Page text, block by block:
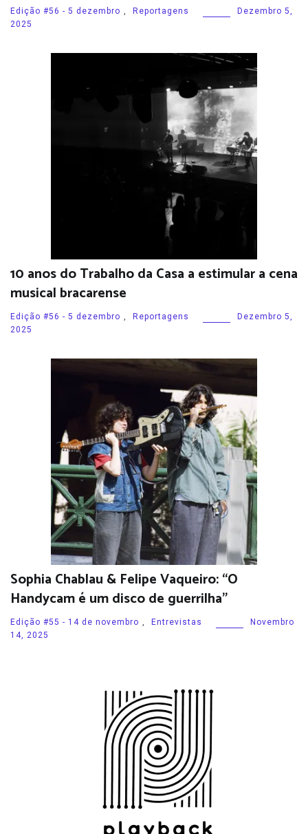
Edição #56 - 5 dezembro , Reportagens
Dezembro 5,
2025
10 anos do Trabalho da Casa a estimular a cena
musical bracarense
Edição #56 - 5 dezembro , Reportagens
Dezembro 5,
2025
Sophia Chablau & Felipe Vaqueiro: “O
Handycam é um disco de guerrilha”
Edição #55 - 14 de novembro , Entrevistas
Novembro
14, 2025